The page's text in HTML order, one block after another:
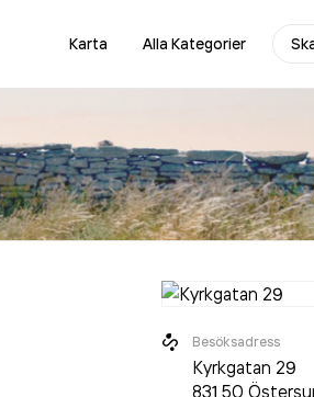
Karta Alla Kategorier
Besöksadress
Kyrkgatan 29
831 50